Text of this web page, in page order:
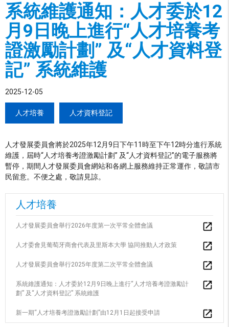
系統維護通知：人才委於12
月9日晚上進行“人才培養考
證激勵計劃” 及“人才資料登
記” 系統維護
2025-12-05
人才培養 人才資料登記
人才發展委員會將於2025年12月9日下午11時至下午12時分進行系統
維護，屆時“人才培養考證激勵計劃” 及“人才資料登記”的電子服務將
暫停，期間人才發展委員會網站和各網上服務維持正常運作，敬請市
民留意。不便之處，敬請見諒。
人才培養
人才發展委員會舉行2026年度第一次平常全體會議
人才委會見葡萄牙商會代表及里斯本大學 協同推動人才政策
人才發展委員會舉行2025年度第二次平常全體會議
系統維護通知：人才委於12月9日晚上進行“人才培養考證激勵計
劃” 及“人才資料登記” 系統維護
新一期“人才培養考證激勵計劃”由12月1日起接受申請